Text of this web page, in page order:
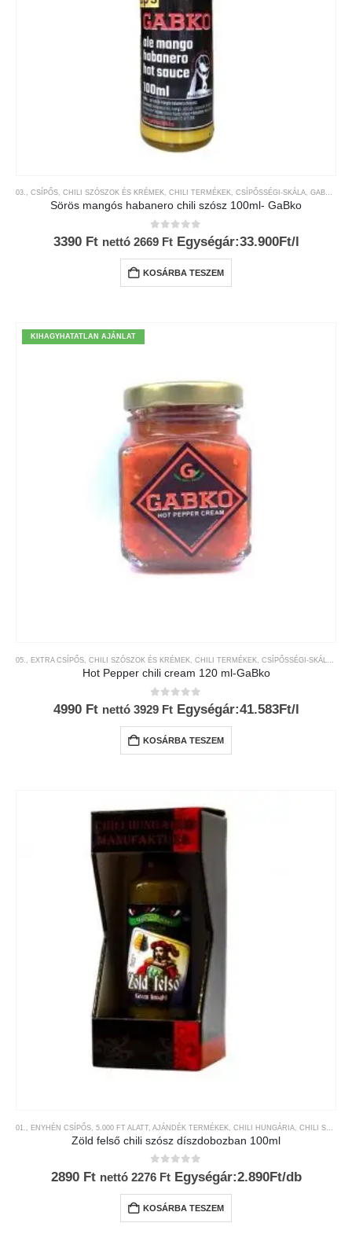
03., CSÍPŐS, CHILI SZÓSZOK ÉS KRÉMEK, CHILI TERMÉKEK, CSÍPŐSSÉGI-SKÁLA, GABKO
Sörös mangós habanero chili szósz 100ml- GaBko
0az 5-ből
3390 Ft nettó 2669 Ft Egységár:33.900Ft/l
KOSÁRBA TESZEM
KIHAGYHATATLAN AJÁNLAT
05., EXTRA CSÍPŐS, CHILI SZÓSZOK ÉS KRÉMEK, CHILI TERMÉKEK, CSÍPŐSSÉGI-SKÁLA ,
Hot Pepper chili cream 120 ml-GaBko
0az 5-ből
4990 Ft nettó 3929 Ft Egységár:41.583Ft/l
KOSÁRBA TESZEM
01., ENYHÉN CSÍPŐS 5.000 FT ALATT AJÁNDÉK TERMÉKEK CHILI HUNGÁRIA CHILI SZÓSZOK ÉS KRÉMEK
Zöld felső chili szósz díszdobozban 100ml
0 az 5-ből
2890 Ft nettó 2276 Ft Egységár:2.890Ft/db
KOSÁRBA TESZEM